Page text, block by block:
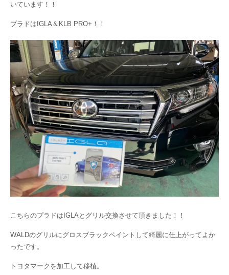
いています！！
プラドはIGLA＆KLB PRO+！！
こちらのプラドはIGLAとグリル交換させて頂きました！！
WALDのグリルにグロスブラックペイントして綺麗に仕上がってよか
ったです。
トヨタマークを加工して移植。